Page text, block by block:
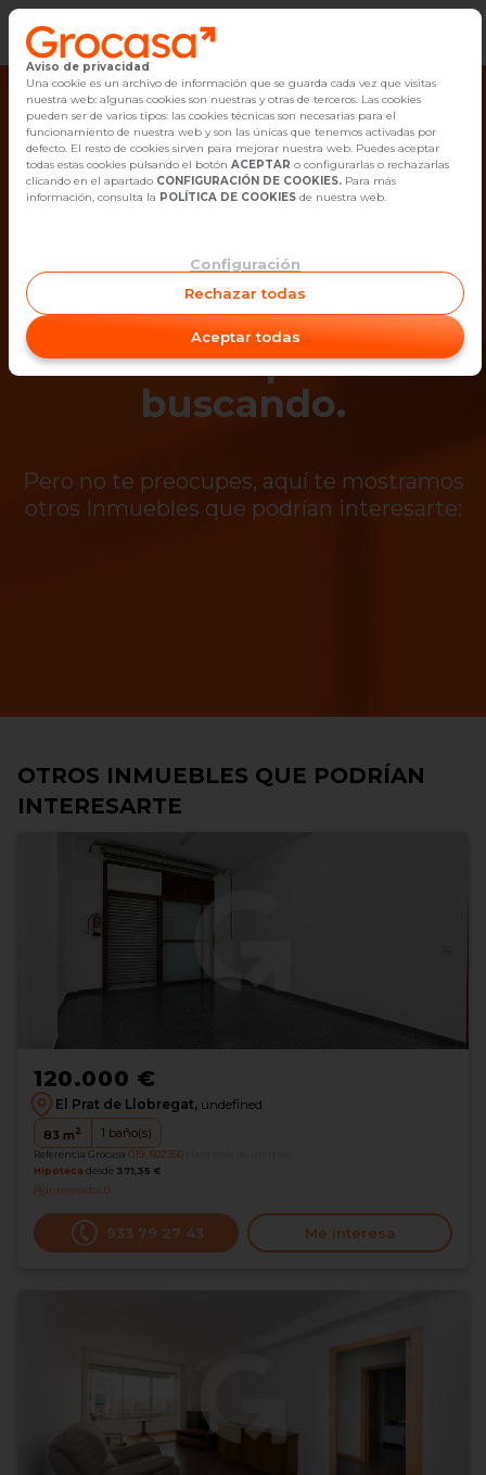
Vender
Buscar Inmuebles
Alquiler
Empleo
Oficinas
Contacto
¡Ups! Ya no está
disponible el
inmueble que estás
buscando.
Pero no te preocupes, aquí te mostramos
otros Inmuebles que podrían interesarte:
OTROS INMUEBLES QUE PODRÍAN
INTERESARTE
120.000 €
El Prat de Llobregat, undefined
83 m2 1 baño(s)
Referencia Grocasa G19_602350
Hipoteca desde 371,35 €
Interesados0
933 79 27 43 Me interesa
Aviso de privacidad
Una cookie es un archivo de información que se guarda cada vez que visitas
nuestra web: algunas cookies son nuestras y otras de terceros. Las cookies
pueden ser de varios tipos: las cookies técnicas son necesarias para el
funcionamiento de nuestra web y son las únicas que tenemos activadas por
defecto. El resto de cookies sirven para mejorar nuestra web. Puedes aceptar
todas estas cookies pulsando el botón ACEPTAR o configurarlas o rechazarlas
clicando en el apartado CONFIGURACIÓN DE COOKIES. Para más
información, consulta la POLÍTICA DE COOKIES de nuestra web.
Configuración
Rechazar todas
Aceptar todas